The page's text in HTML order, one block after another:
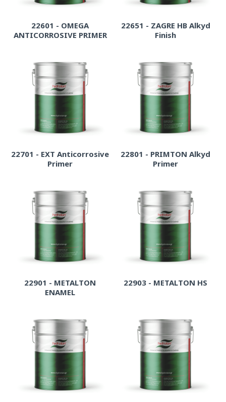
22601 - OMEGA
ANTICORROSIVE PRIMER
22651 - ZAGRE HB Alkyd
Finish
22701 - EXT Anticorrosive
Primer
22801 - PRIMTON Alkyd
Primer
22901 - METALTON
ENAMEL
22903 - METALTON HS